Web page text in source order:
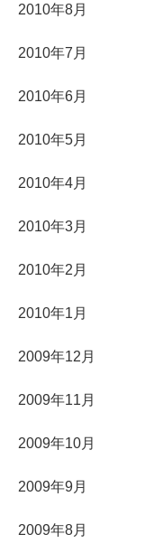
2010年8月
2010年7月
2010年6月
2010年5月
2010年4月
2010年3月
2010年2月
2010年1月
2009年12月
2009年11月
2009年10月
2009年9月
2009年8月